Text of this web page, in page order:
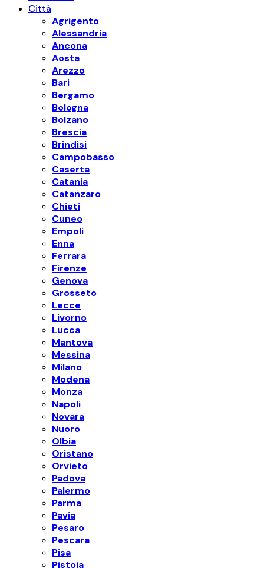
Città
Agrigento
Alessandria
Ancona
Aosta
Arezzo
Bari
Bergamo
Bologna
Bolzano
Brescia
Brindisi
Campobasso
Caserta
Catania
Catanzaro
Chieti
Cuneo
Empoli
Enna
Ferrara
Firenze
Genova
Grosseto
Lecce
Livorno
Lucca
Mantova
Messina
Milano
Modena
Monza
Napoli
Novara
Nuoro
Olbia
Oristano
Orvieto
Padova
Palermo
Parma
Pavia
Pesaro
Pescara
Pisa
Pistoia